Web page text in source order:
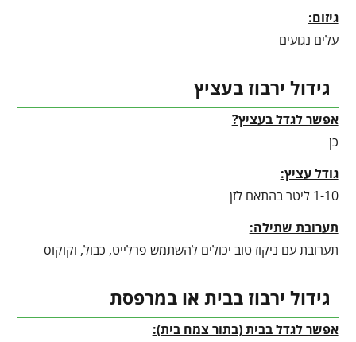
גיזום:
עלים נגועים
גידול ירבוז בעציץ
אפשר לגדל בעציץ?
כן
גודל עציץ:
1-10 ליטר בהתאם לזן
תערובת שתילה:
תערובת עם ניקוז טוב יכולים להשתמש פרלייט, כבול, וקוקוס
גידול ירבוז בבית או במרפסת
אפשר לגדל בבית (בתור צמח בית):